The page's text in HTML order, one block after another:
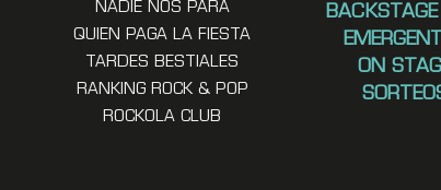
NADIE NOS PARA
QUIEN PAGA LA FIESTA
TARDES BESTIALES
RANKING ROCK & POP
ROCKOLA CLUB
ON